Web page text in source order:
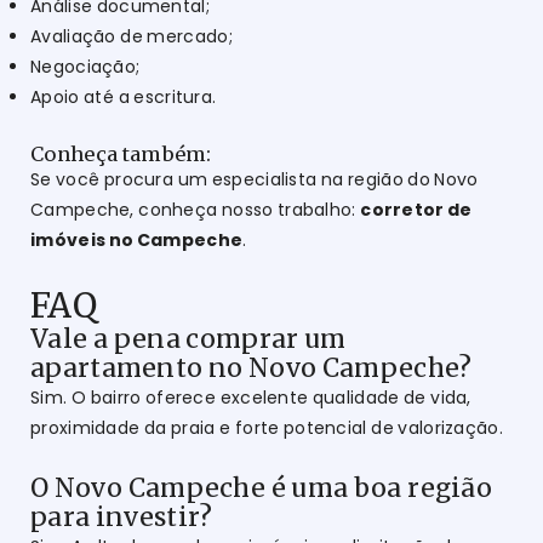
Análise documental;
Avaliação de mercado;
Negociação;
Apoio até a escritura.
Conheça também:
Se você procura um especialista na região do Novo
Campeche, conheça nosso trabalho: corretor de
imóveis no Campeche.
FAQ
Vale a pena comprar um
apartamento no Novo Campeche?
Sim. O bairro oferece excelente qualidade de vida,
proximidade da praia e forte potencial de valorização.
O Novo Campeche é uma boa região
para investir?